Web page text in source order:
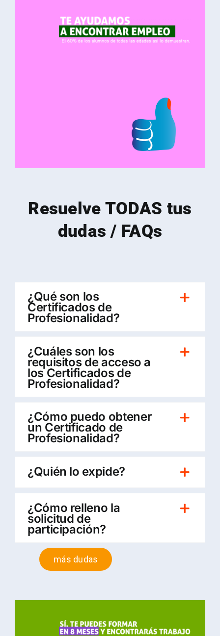
Resuelve TODAS tus
dudas / FAQs
¿Qué son los
Certificados de
Profesionalidad?
¿Cuáles son los
requisitos de acceso a
los Certificados de
Profesionalidad?
¿Cómo puedo obtener
un Certificado de
Profesionalidad?
¿Quién lo expide?
¿Cómo relleno la
solicitud de
participación?
más dudas